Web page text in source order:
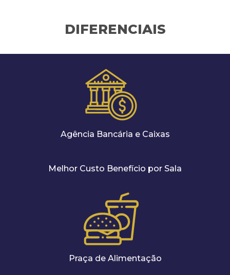
DIFERENCIAIS
Agência Bancária e Caixas
Melhor Custo Benefício por Sala
Praça de Alimentação